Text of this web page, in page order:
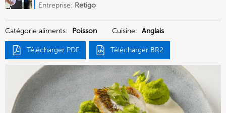
Entreprise: Retigo
Catégorie aliments: Poisson Cuisine: Anglais
Télécharger PDF Télécharger BR2